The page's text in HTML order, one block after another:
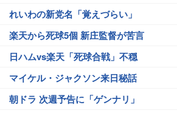
れいわの新党名「覚えづらい」
楽天から死球5個 新庄監督が苦言
日ハムvs楽天「死球合戦」不穏
マイケル・ジャクソン来日秘話
朝ドラ 次週予告に「ゲンナリ」